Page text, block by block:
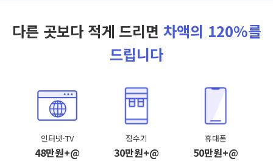
다른 곳보다 적게 드리면 차액의 120%를
드립니다
인터넷·TV
48만원+@
정수기
30만원+@
휴대폰
50만원+@